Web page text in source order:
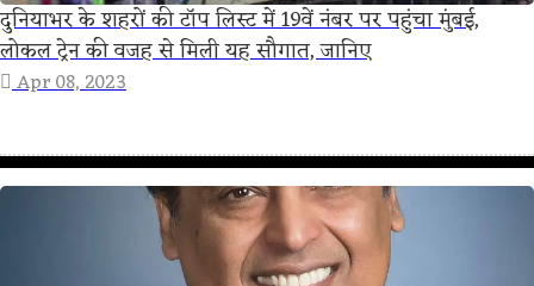
दुनियाभर के शहरों की टॉप लिस्ट में 19वें नंबर पर पहुंचा मुंबई,
लोकल ट्रेन की वजह से मिली यह सौगात, जानिए
Apr 08, 2023